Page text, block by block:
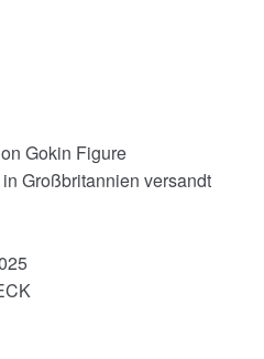
Gokin Figure
Großbritannien versandt